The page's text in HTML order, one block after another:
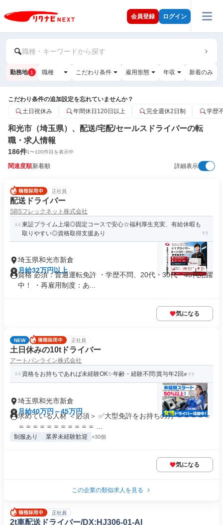
会員登録 ログイン
職種・キーワードから探す
勤務地 1 職種 こだわり条件 雇用形態 年収 新着のみ
こだわり条件の追加設定を忘れていませんか？
土日祝休み
年間休日120日以上 完全週休2日制 学歴
和光市（埼玉県）、配送/宅配/セールスドライバーの転
職・求人情報
186件1〜100件目を表示中
関連度順新着順 詳細表示
正社員
配送ドライバー
SBSフレックネット株式会社
東証プライム上場◎固定コースで安心☆福利厚生充実、有給休暇も
取りやすい◎資格取得支援あり
埼玉県和光市新倉
月給32万円以上
資格 必須：普通運転免許 ・学歴不問、20代・30代・40代活躍
中！ ・再雇用制度：あ...
気になる
NEW 正社員
土日休みの10tドライバー
アートバンライン株式会社
資格をお持ちであれば未経験OK✨年齢・経験不問❕賞与年2回✊
埼玉県和光市新倉
月給40万円～45万円
求めている人材 ＜必須＞ ✅大型免許をお持ちの方 ＝＝＝＝＝
＝＝＝＝＝＝＝＝＝＝＝ ...
制服あり 業界未経験歓迎 +30個
気になる
この企業の類似求人を見る
正社員
2t車配送ドライバー/DX:HJ306-01-AI